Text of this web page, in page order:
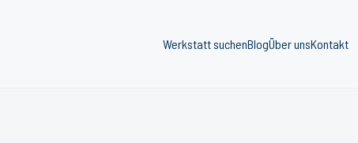
Werkstatt suchenBlogÜber unsKontakt